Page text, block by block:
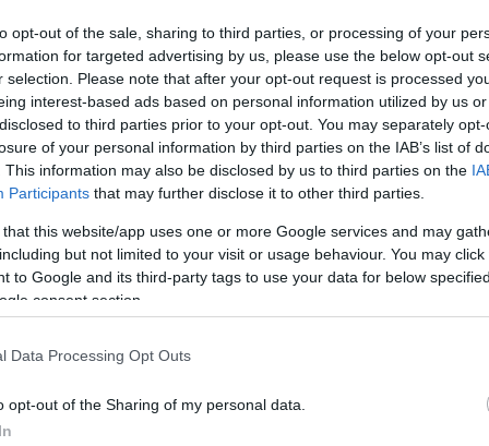
opt-out of the sale, sharing to third parties, or processing of your
for targeted advertising by us, please use the below opt-out
selection. Please note that after your opt-out request is processed
interest-based ads based on personal information utilized by us
to third parties prior to your opt-out. You may separately
of your personal information by third parties on the IAB’s list of
This information may also be disclosed by us to third parties on the
Participants that may further disclose it to other third parties.
that this website/app uses one or more Google services and may
but not limited to your visit or usage behaviour. You may
to Google and its third-party tags to use your data for below
consent section.
Data Processing Opt Outs
opt-out of the Sharing of my personal data.
ζευγάρι δημοσίων υπαλλήλων. Η 50χρονη κατηγορούμενη
ενώ ο 59χρονος σύζυγός της κατείχε υψηλόβαθμη
τέσσερα άτομα, φέρονται να αποτελούσαν τον
μετά τις απολογίες τους.
μέλη του κυκλώματος χρησιμοποιούσαν κωδικές
με ενδιαφερόμενους πραγματοποιούνταν σε
παραδίδονταν συχνά σε φακέλους ή ακόμα και